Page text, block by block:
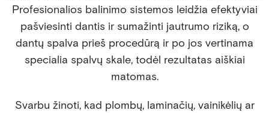
Profesionalios balinimo sistemos leidžia efektyviai
pašviesinti dantis ir sumažinti jautrumo riziką, o
dantų spalva prieš procedūrą ir po jos vertinama
specialia spalvų skale, todėl rezultatas aiškiai
matomas.
Svarbu žinoti, kad plombų, laminačių, vainikėlių ar